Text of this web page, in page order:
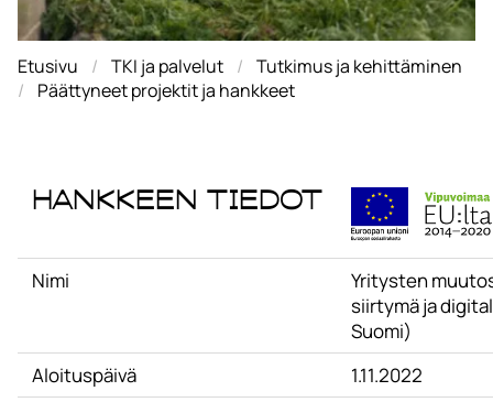
Etusivu TKI ja palvelut
Tutkimus ja kehittäminen
Päättyneet projektit ja hankkeet
Hankkeen tiedot
Nimi
Yritysten
siirtymä ja
Suomi)
Aloituspäivä
1.11.2022